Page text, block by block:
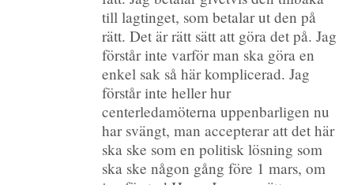
till lagtinget, som betalar ut den på
rätt. Det är rätt sätt att göra det på. Jag
förstår inte varför man ska göra en
enkel sak så här komplicerad. Jag
förstår inte heller hur
centerledamöterna uppenbarligen nu
har svängt, man accepterar att det här
ska ske som en politisk lösning som
ska ske någon gång före 1 mars, om